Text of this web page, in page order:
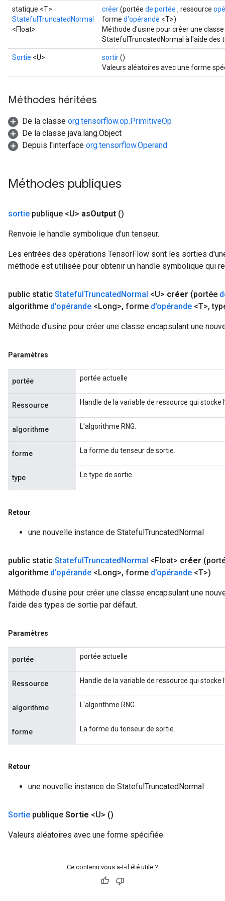
statique <T>
StatefulTruncatedNormal
<Float>
créer(portée de portée , ressource
forme d'opérande <T>)
Méthode d'usine pour créer une
StatefulTruncatedNormal à l'aide des
Sortie <U> sortir()
Valeurs aléatoires avec une forme
Méthodes héritées
De la classe org.tensorflow.op.PrimitiveOp
De la classe java.lang.Object
Depuis l'interface org.tensorflow.Operand
Méthodes publiques
sortie publique <U> asOutput ()
Renvoie le handle symbolique d'un tenseur.
Les entrées des opérations TensorFlow sont les sorties
méthode est utilisée pour obtenir un handle symbolique qui
public static StatefulTruncatedNormal <U> créer (portée
algorithme d'opérande <Long>, forme d'opérande <T>,
Méthode d'usine pour créer une classe encapsulant une
Paramètres
portée portée actuelle
Ressource Handle de la variable de ressource qui stocke
algorithme L'algorithme RNG.
forme La forme du tenseur de sortie.
type Le type de sortie.
Retour
une nouvelle instance de StatefulTruncatedNormal
public static StatefulTruncatedNormal <Float> créer
algorithme d'opérande <Long>, forme d'opérande <T>)
Méthode d'usine pour créer une classe encapsulant une
l'aide des types de sortie par défaut.
Paramètres
portée portée actuelle
Ressource Handle de la variable de ressource qui stocke
algorithme L'algorithme RNG.
forme La forme du tenseur de sortie.
Retour
une nouvelle instance de StatefulTruncatedNormal
Sortie publique Sortie <U> ()
Valeurs aléatoires avec une forme spécifiée.
Ce contenu vous a-t-il été utile ?